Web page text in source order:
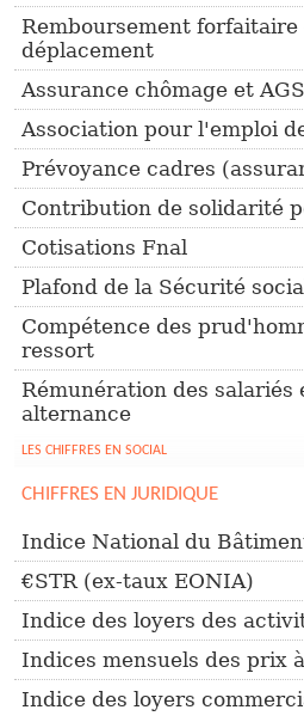
Remboursement forfaitaire
déplacement
Assurance chômage et AGS
Association pour l'emploi
Prévoyance cadres
Contribution de solidarité
Cotisations Fnal
Plafond de la Sécurité
Compétence des
ressort
Rémunération des salariés
alternance
LES CHIFFRES EN SOCIAL
CHIFFRES EN JURIDIQUE
Indice National du
€STR (ex-taux EONIA)
Indice des loyers des
Indices mensuels des prix
Indice des loyers